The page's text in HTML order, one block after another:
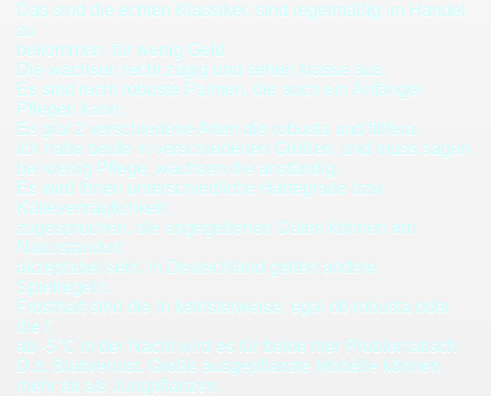
Das sind die echten Klassiker, sind regelmäßig im Handel
zu
bekommen, für wenig Geld.
Die wachsen recht zügig und sehen klasse aus.
Es sind recht robuste Palmen, die auch ein Anfänger
Pflegen kann.
Es gibt 2 verschiedene Arten die robusta und filifera.
Ich habe beide in verschiedenen Größen, und muss sagen
bei wenig Pflege, wachsen die anständig.
Es wird Ihnen unterschiedliche Härtegrade bzw
Kälteverträglichkeit
zugesprochen, die angegebenen Daten können am
Naturstandort
akzeptabel sein, in Deutschland gelten andere
Spielregeln.
Frosthart sind die in keinsterweise, egal ob robusta oder
die f.
ab -5°C in der Nacht wird es für beide hier Problematisch.
D.h. Blattverlust. Große ausgepflanzte Modelle können
mehr ab als Jungpflanzen.